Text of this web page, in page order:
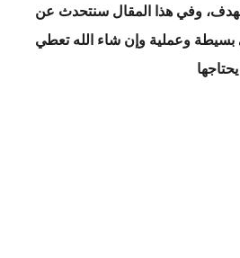
وفي هذا المقال سنتحدث عن
وعملية وإن شاء الله تعطي